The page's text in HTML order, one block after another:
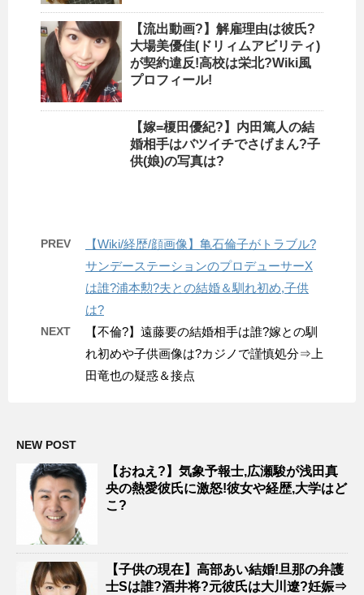
【流出動画?】解雇理由は彼氏?
大場美優佳(ドリィムアビリティ)
が契約違反!高校は栄北?Wiki風
プロフィール!
【嫁=榎田優紀?】内田篤人の結
婚相手はバツイチでさげまん?子
供(娘)の写真は?
PREV
【Wiki/経歴/顔画像】亀石倫子がトラブル?
サンデーステーションのプロデューサーX
は誰?浦本勲?夫との結婚＆馴れ初め,子供
は?
NEXT
【不倫?】遠藤要の結婚相手は誰?嫁との馴
れ初めや子供画像は?カジノで謹慎処分⇒上
田竜也の疑惑＆接点
NEW POST
【おねえ?】気象予報士,広瀬駿が浅田真
央の熱愛彼氏に激怒!彼女や経歴,大学はど
こ?
【子供の現在】高部あい結婚!旦那の弁護
士Sは誰?酒井将?元彼氏は大川遼?妊娠⇒